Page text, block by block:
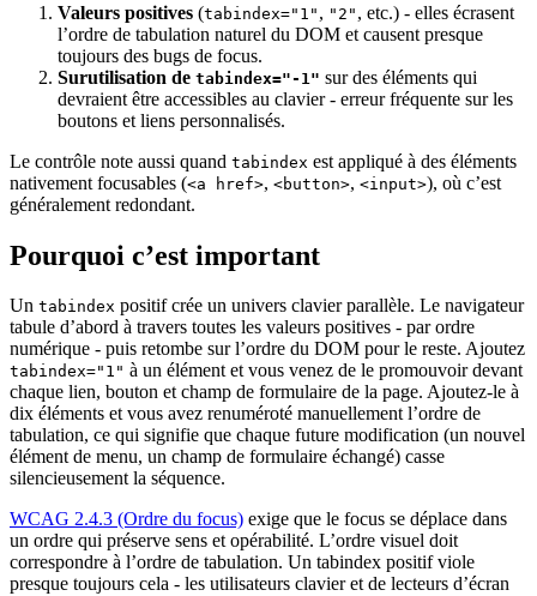
Valeurs positives (tabindex="1" , "2" , etc.) - elles écrasent
l’ordre de tabulation naturel du DOM et causent presque
toujours des bugs de focus.
Surutilisation de tabindex="-1" sur des éléments qui
devraient être accessibles au clavier - erreur fréquente sur les
boutons et liens personnalisés.
Le contrôle note aussi quand tabindex est appliqué à des éléments
nativement focusables (<a href>, <button>, <input>), où c’est
généralement redondant.
Pourquoi c’est important
Un tabindex positif crée un univers clavier parallèle. Le navigateur
tabule d’abord à travers toutes les valeurs positives - par ordre
numérique - puis retombe sur l’ordre du DOM pour le reste. Ajoutez
tabindex="1" à un élément et vous venez de le promouvoir devant
chaque lien, bouton et champ de formulaire de la page. Ajoutez-le à
dix éléments et vous avez renuméroté manuellement l’ordre de
tabulation, ce qui signifie que chaque future modification (un nouvel
élément de menu, un champ de formulaire échangé) casse
silencieusement la séquence.
WCAG 2.4.3 (Ordre du focus) exige que le focus se déplace dans
un ordre qui préserve sens et opérabilité. L’ordre visuel doit
correspondre à l’ordre de tabulation. Un tabindex positif viole
presque toujours cela - les utilisateurs clavier et de lecteurs d’écran